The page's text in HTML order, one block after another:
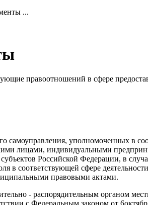
...
правоотношений в сфере
самоуправления, уполномоченных в
лицами, индивидуальными
Российской Федерации, в
в соответствующей сфере
правовыми актами.
- распорядительным органом